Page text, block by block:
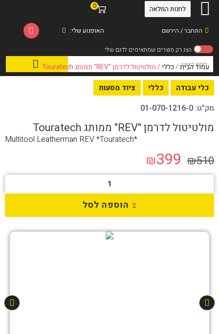
התחבר / הירשם
0
האופנוע שלי:
לחנות המלאה
עמוד הבית/כללי/ מולטיטול לדרמן "REV" ממותג Touratech
כלי עבודה כללי ציוד מסעות
מק"ט: 01-070-1216-0
מולטיטול לדרמן "REV" ממותג Touratech
Multitool Leatherman REV *Touratech*
₪510
₪399
הוספה לסל